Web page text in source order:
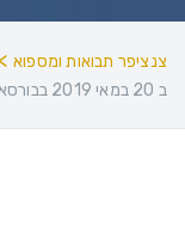
צנציפר תבואות ומספוא >
ב 20 במאי 2019 בבורסאות?